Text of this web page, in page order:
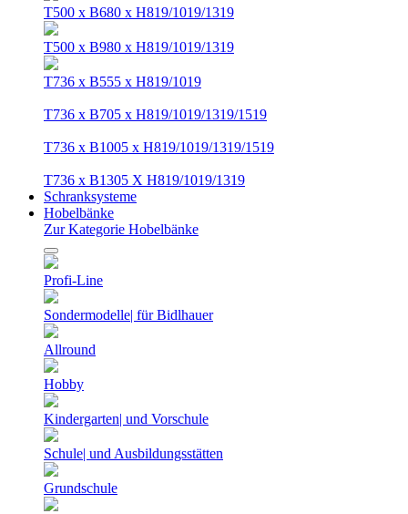
T500 x B680 x H819/1019/1319
T500 x B980 x H819/1019/1319
T736 x B555 x H819/1019
T736 x B705 x H819/1019/1319/1519
T736 x B1005 x H819/1019/1319/1519
T736 x B1305 X H819/1019/1319
Schranksysteme
Hobelbänke
Zur Kategorie Hobelbänke
Profi-Line
Sondermodelle| für Bidlhauer
Allround
Hobby
Kindergarten| und Vorschule
Schule| und Ausbildungsstätten
Grundschule